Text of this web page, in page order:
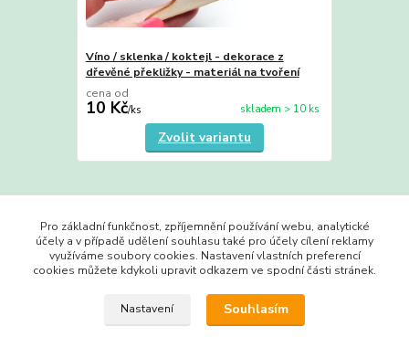
Víno / sklenka / koktejl - dekorace z
dřevěné překližky - materiál na tvoření
cena od
10 Kč/ks skladem > 10 ks
Zvolit variantu
Zboží zařazeno v kategoriích
Výřezy do 3 Kč
Pro základní funkčnost, zpříjemnění používání webu, analytické
účely a v případě udělení souhlasu také pro účely cílení reklamy
využíváme soubory cookies. Nastavení vlastních preferencí
cookies můžete kdykoli upravit odkazem ve spodní části stránek.
Nastavení Souhlasím